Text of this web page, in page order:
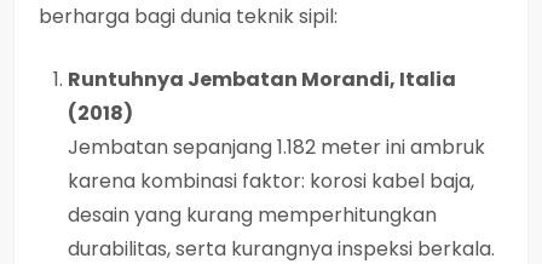
berharga bagi dunia teknik sipil:
Runtuhnya Jembatan Morandi, Italia
(2018)
Jembatan sepanjang 1.182 meter ini ambruk
karena kombinasi faktor: korosi kabel baja,
desain yang kurang memperhitungkan
durabilitas, serta kurangnya inspeksi berkala.